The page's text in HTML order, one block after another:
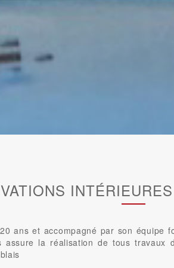
ans et accompagné par son
la réalisation de tous